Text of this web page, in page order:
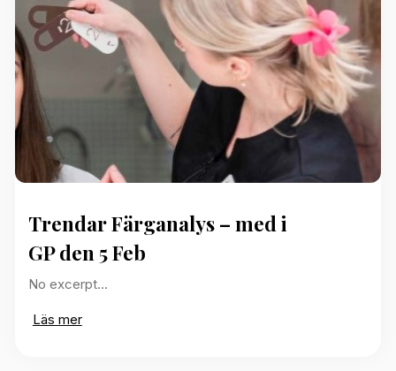
Trendar Färganalys – med i
GP den 5 Feb
No excerpt…
Läs mer